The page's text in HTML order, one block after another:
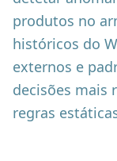
produtos no
históricos do
externos e
decisões mais
regras